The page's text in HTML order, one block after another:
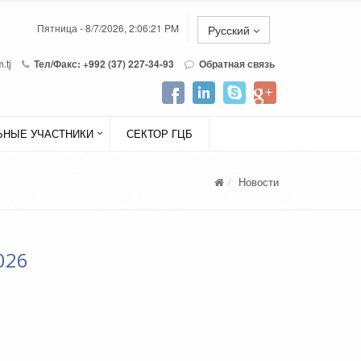
Пятница - 8/7/2026, 2:06:21 PM Русский
Тел/Факс: +992 (37) 227-34-93 Обратная связь
УЧАСТНИКИ СЕКТОР ГЦБ
Новости